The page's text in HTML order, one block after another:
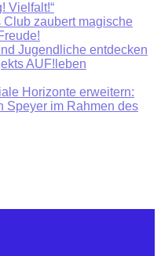
Vielfalt!“
zaubert magische
Jugendliche entdecken
AUF!leben
Horizonte erweitern:
Speyer im Rahmen des